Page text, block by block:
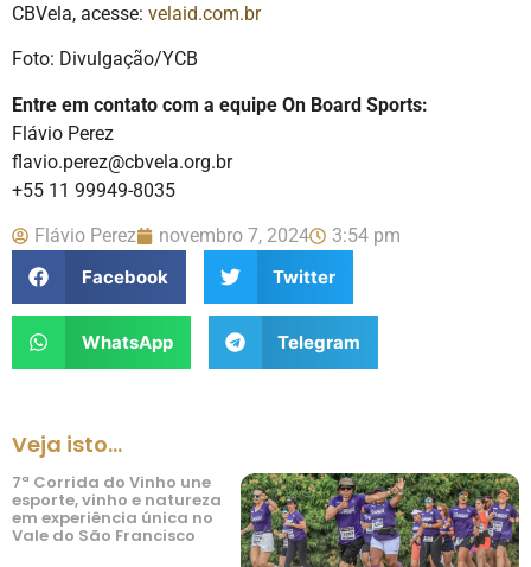
CBVela, acesse: velaid.com.br
Foto: Divulgação/YCB
Entre em contato com a equipe On Board Sports:
Flávio Perez
flavio.perez@cbvela.org.br
+55 11 99949-8035
Flávio Perez novembro 7, 2024
3:54 pm
Facebook
Twitter
WhatsApp Telegram
Veja isto...
7ª Corrida do Vinho une
esporte, vinho e natureza
em experiência única no
Vale do São Francisco